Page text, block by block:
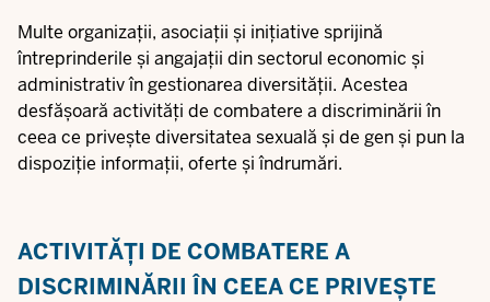
Multe organizații, asociații și inițiative sprijină
întreprinderile și angajații din sectorul economic și
administrativ în gestionarea diversității. Acestea
desfășoară activități de combatere a discriminării în
ceea ce privește diversitatea sexuală și de gen și pun la
dispoziție informații, oferte și îndrumări.
ACTIVITĂȚI DE COMBATERE A
DISCRIMINĂRII ÎN CEEA CE PRIVEȘTE